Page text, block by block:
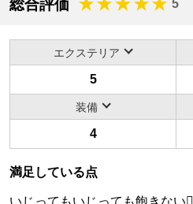
総合評価 5
エクステリア
5
装備
4
満足している点
いじってもいじっても飽きない